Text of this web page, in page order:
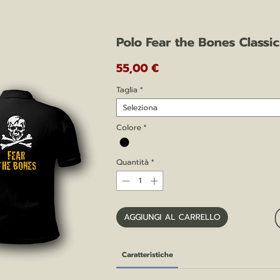
Polo Fear the Bones Classic
55,00 €Prezzo
Taglia *
Seleziona
Colore *
Quantità *
AGGIUNGI AL CARRELLO
Caratteristiche